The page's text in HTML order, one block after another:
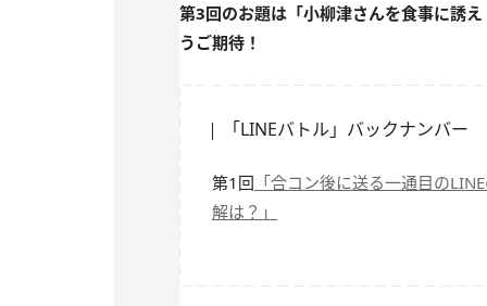
第3回のお題は「小柳津さんを食事に誘
うご期待！
「LINEバトル」バックナンバー
第1回 「合コン後に送る一通目の
解は？」